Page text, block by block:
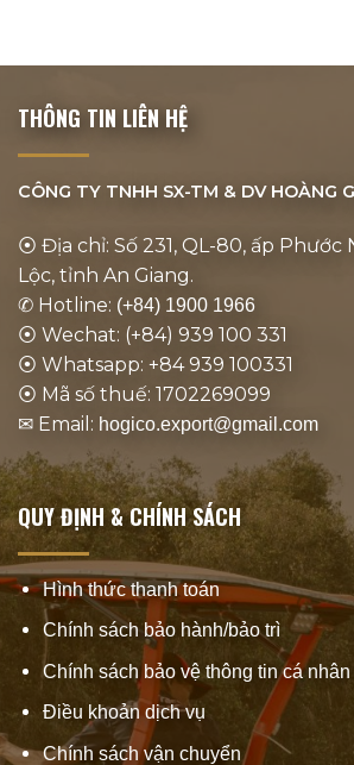
THÔNG TIN LIÊN HỆ
CÔNG TY TNHH SX-TM & DV HOÀNG
⦿ Địa chỉ: Số 231, QL-80, ấp Phước
Lộc, tỉnh An Giang.
✆ Hotline: (+84) 1900 1966
⦿ Wechat: (+84) 939 100 331
⦿ Whatsapp: +84 939 100331
⦿ Mã số thuế: 1702269099
✉ Email: hogico.export@gmail.com
QUY ĐỊNH & CHÍNH SÁCH
Hình thức thanh toán
Chính sách bảo hành/bảo trì
Chính sách bảo vệ thông tin cá nhân
Điều khoản dịch vụ
Chính sách vận chuyển